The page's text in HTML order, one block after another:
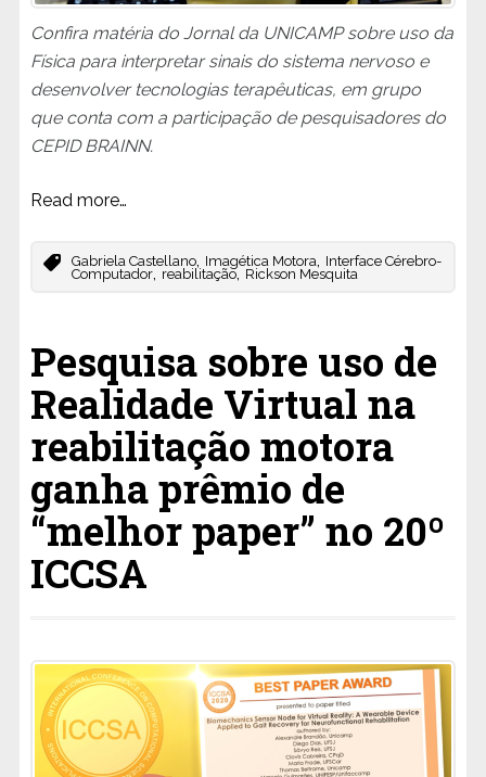
Confira matéria do Jornal da UNICAMP sobre uso da
Física para interpretar sinais do sistema nervoso e
desenvolver tecnologias terapêuticas, em grupo
que conta com a participação de pesquisadores do
CEPID BRAINN.
Read more…
Gabriela Castellano, Imagética Motora, Interface Cérebro-
Computador, reabilitação, Rickson Mesquita
Pesquisa sobre uso de
Realidade Virtual na
reabilitação motora
ganha prêmio de
“melhor paper” no 20º
ICCSA